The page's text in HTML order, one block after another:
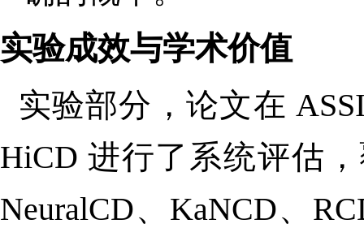
实验成效与学术价值
实验部分，论文在
HiCD 进行了系统评估
NeuralCD、 KaNCD、